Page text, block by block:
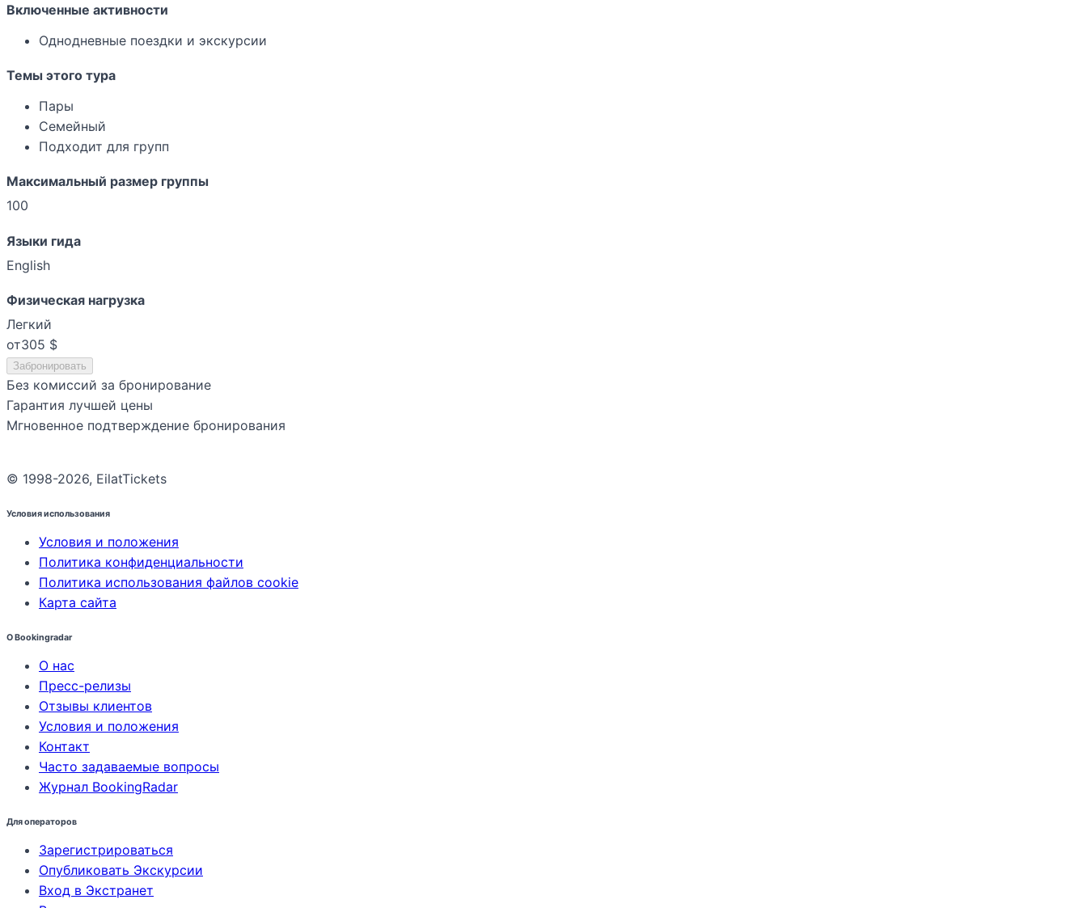
Включенные активности
Однодневные поездки и экскурсии
Темы этого тура
Пары
Семейный
Подходит для групп
Максимальный размер группы
100
Языки гида
English
Физическая нагрузка
Легкий
от305 $
Забронировать
Без комиссий за бронирование
Гарантия лучшей цены
Мгновенное подтверждение бронирования
© 1998-2026, EilatTickets
Условия использования
Условия и положения
Политика конфиденциальности
Политика использования файлов cookie
Карта сайта
О Bookingradar
О нас
Пресс-релизы
Отзывы клиентов
Условия и положения
Контакт
Часто задаваемые вопросы
Журнал BookingRadar
Для операторов
Зарегистрироваться
Опубликовать Экскурсии
Вход в Экстранет